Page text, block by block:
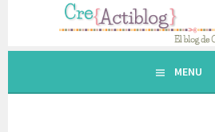
contenido.
MENU